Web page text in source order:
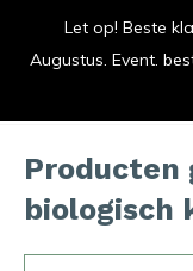
Producten
biologisch
Let op! Beste
Augustus. Event.